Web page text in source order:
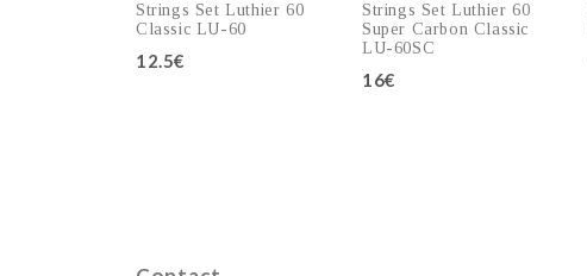
Strings Set Luthier 60
Classic LU-60
12.5€
Strings Set Luthier 60
Super Carbon Classic
LU-60SC
16€